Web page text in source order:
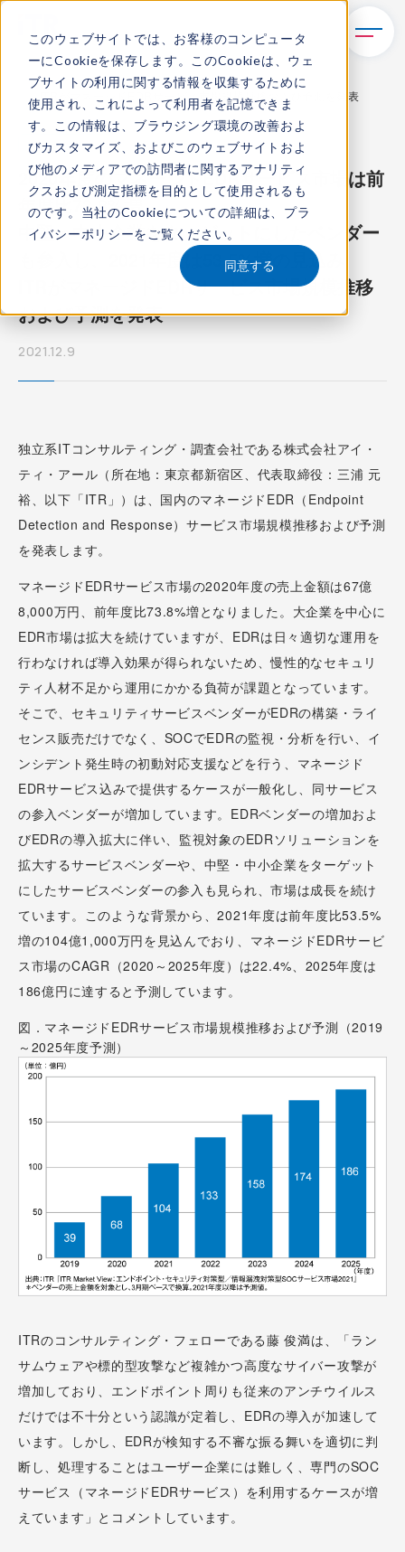
このウェブサイトでは、お客様のコンピュータ
ーにCookieを保存します。このCookieは、ウェ
ブサイトの利用に関する情報を収集するために
使用され、これによって利用者を記憶できま
す。この情報は、ブラウジング環境の改善およ
びカスタマイズ、およびこのウェブサイトおよ
び他のメディアでの訪問者に関するアナリティ
クスおよび測定指標を目的として使用されるも
のです。当社のCookieについての詳細は、 プラ
イバシーポリシーをご覧ください。
同意する
TOP
新着情報
ITRがマネージドEDRサービス市場規模推移および予測を発表
プレスリリース
2020年度のマネージドEDRサービス市場は前
年度比73.8%増、
中堅・中小企業をターゲットにしたベンダー
も参入し、2021年度は53.5%増の見込み
ITRがマネージドEDRサービス市場規模推移
および予測を発表
2021.12.9
独立系ITコンサルティング・調査会社である株式会社アイ・
ティ・アール（所在地：東京都新宿区、代表取締役：三浦 元
裕、以下「ITR」）は、国内のマネージドEDR（Endpoint
Detection and Response）サービス市場規模推移および予測
を発表します。
マネージドEDRサービス市場の2020年度の売上金額は67億
8,000万円、前年度比73.8%増となりました。大企業を中心に
EDR市場は拡大を続けていますが、EDRは日々適切な運用を
行わなければ導入効果が得られないため、慢性的なセキュリ
ティ人材不足から運用にかかる負荷が課題となっています。
そこで、セキュリティサービスベンダーがEDRの構築・ライ
センス販売だけでなく、SOCでEDRの監視・分析を行い、イ
ンシデント発生時の初動対応支援などを行う、マネージド
EDRサービス込みで提供するケースが一般化し、同サービス
の参入ベンダーが増加しています。EDRベンダーの増加およ
びEDRの導入拡大に伴い、監視対象のEDRソリューションを
拡大するサービスベンダーや、中堅・中小企業をターゲット
にしたサービスベンダーの参入も見られ、市場は成長を続け
ています。このような背景から、2021年度は前年度比53.5%
増の104億1,000万円を見込んでおり、マネージドEDRサービ
ス市場のCAGR（2020～2025年度）は22.4%、2025年度は
186億円に達すると予測しています。
図．マネージドEDRサービス市場規模推移および予測（2019
～2025年度予測）
ITRのコンサルティング・フェローである藤 俊満は、「ラン
サムウェアや標的型攻撃など複雑かつ高度なサイバー攻撃が
増加しており、エンドポイント周りも従来のアンチウイルス
だけでは不十分という認識が定着し、EDRの導入が加速して
います。しかし、EDRが検知する不審な振る舞いを適切に判
断し、処理することはユーザー企業には難しく、専門のSOC
サービス（マネージドEDRサービス）を利用するケースが増
えています」とコメントしています。